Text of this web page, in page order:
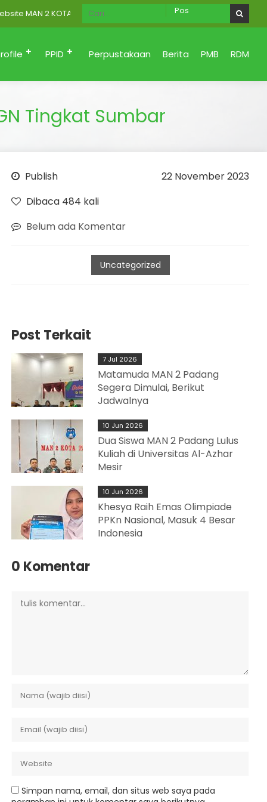
2 KOTA PADANG Menuju Zona Integritas (Bersih dari korupsi,
PPID Perpustakaan Berita PMB RDM
Tingkat Sumbar
Publish
22 November 2023
Dibaca 484 kali
Belum ada Komentar
Uncategorized
Post Terkait
7 Jul 2026
Matamuda MAN 2 Padang
Segera Dimulai, Berikut
Jadwalnya
10 Jun 2026
Dua Siswa MAN 2 Padang Lulus
Kuliah di Universitas Al-Azhar
Mesir
10 Jun 2026
Khesya Raih Emas Olimpiade
PPKn Nasional, Masuk 4 Besar
Indonesia
0 Komentar
Simpan nama, email, dan situs web saya pada